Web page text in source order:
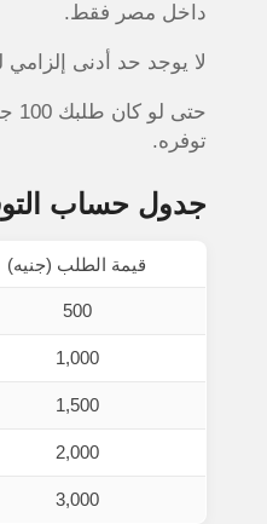
داخل مصر فقط.
لا يوجد حد أدنى
توفره.
جدول حساب
قيمة الطلب (جنيه)
500
1,000
1,500
2,000
3,000